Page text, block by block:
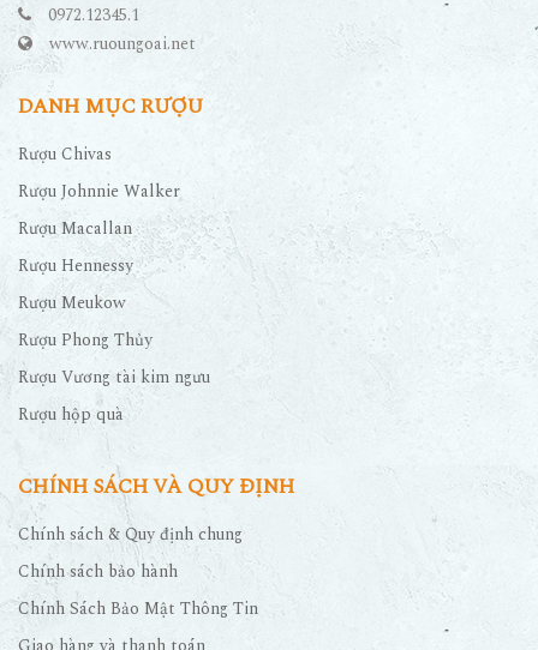
0972.12345.1
www.ruoungoai.net
DANH MỤC RƯỢU
Rượu Chivas
Rượu Johnnie Walker
Rượu Macallan
Rượu Hennessy
Rượu Meukow
Rượu Phong Thủy
Rượu Vương tài kim ngưu
Rượu hộp quà
CHÍNH SÁCH VÀ QUY ĐỊNH
Chính sách & Quy định chung
Chính sách bảo hành
Chính Sách Bảo Mật Thông Tin